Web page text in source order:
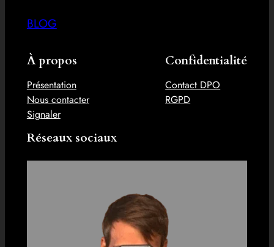
BLOG
À propos
Présentation
Nous contacter
Signaler
Confidentialité
Contact DPO
RGPD
Réseaux sociaux